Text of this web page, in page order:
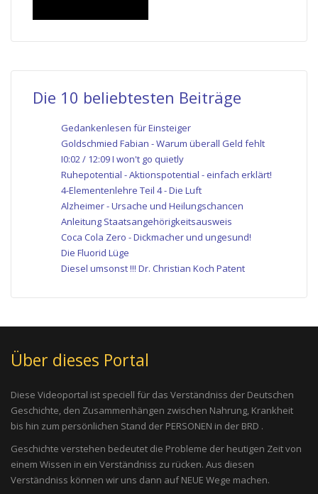
Die 10 beliebtesten Beiträge
Gedankenlesen für Einsteiger
Goldschmied Fabian - Warum überall Geld fehlt
I0:02 / 12:09 I won't go quietly
Ruhepotential - Aktionspotential - einfach erklärt!
4-Elementenlehre Teil 4 - Die Luft
Alzheimer - Ursache und Heilungschancen
Anleitung Staatsangehörigkeitsausweis
Coca Cola Zero - Dickmacher und ungesund!
Die Fluorid Lüge
Diesel umsonst !!! Dr. Christian Koch Patent
Über dieses Portal
Diese Videoportal ist speciell für das Verständniss der Deutschen
Geschichte, den Zusammenhängen zwischen Nahrung, Krankheit
bis hin zum persönlichen Stand der PERSONEN in der BRD .
Geschichte verstehen bedeutet die Probleme der heutigen Zeit von
einem Wissen in ein Verständniss zu rücken. Aus diesen
Verständniss können wir uns dann auf NEUE Wege machen.